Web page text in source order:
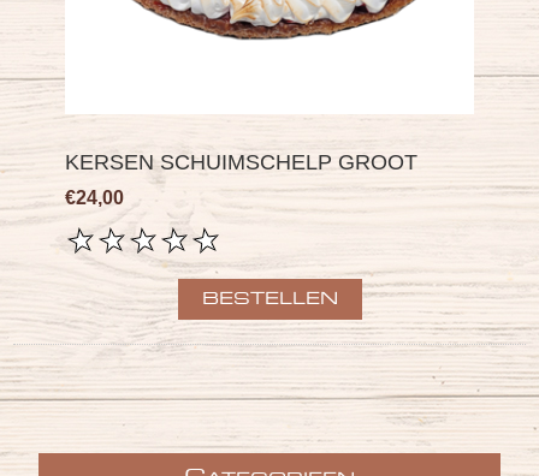
KERSEN SCHUIMSCHELP GROOT
€24,00